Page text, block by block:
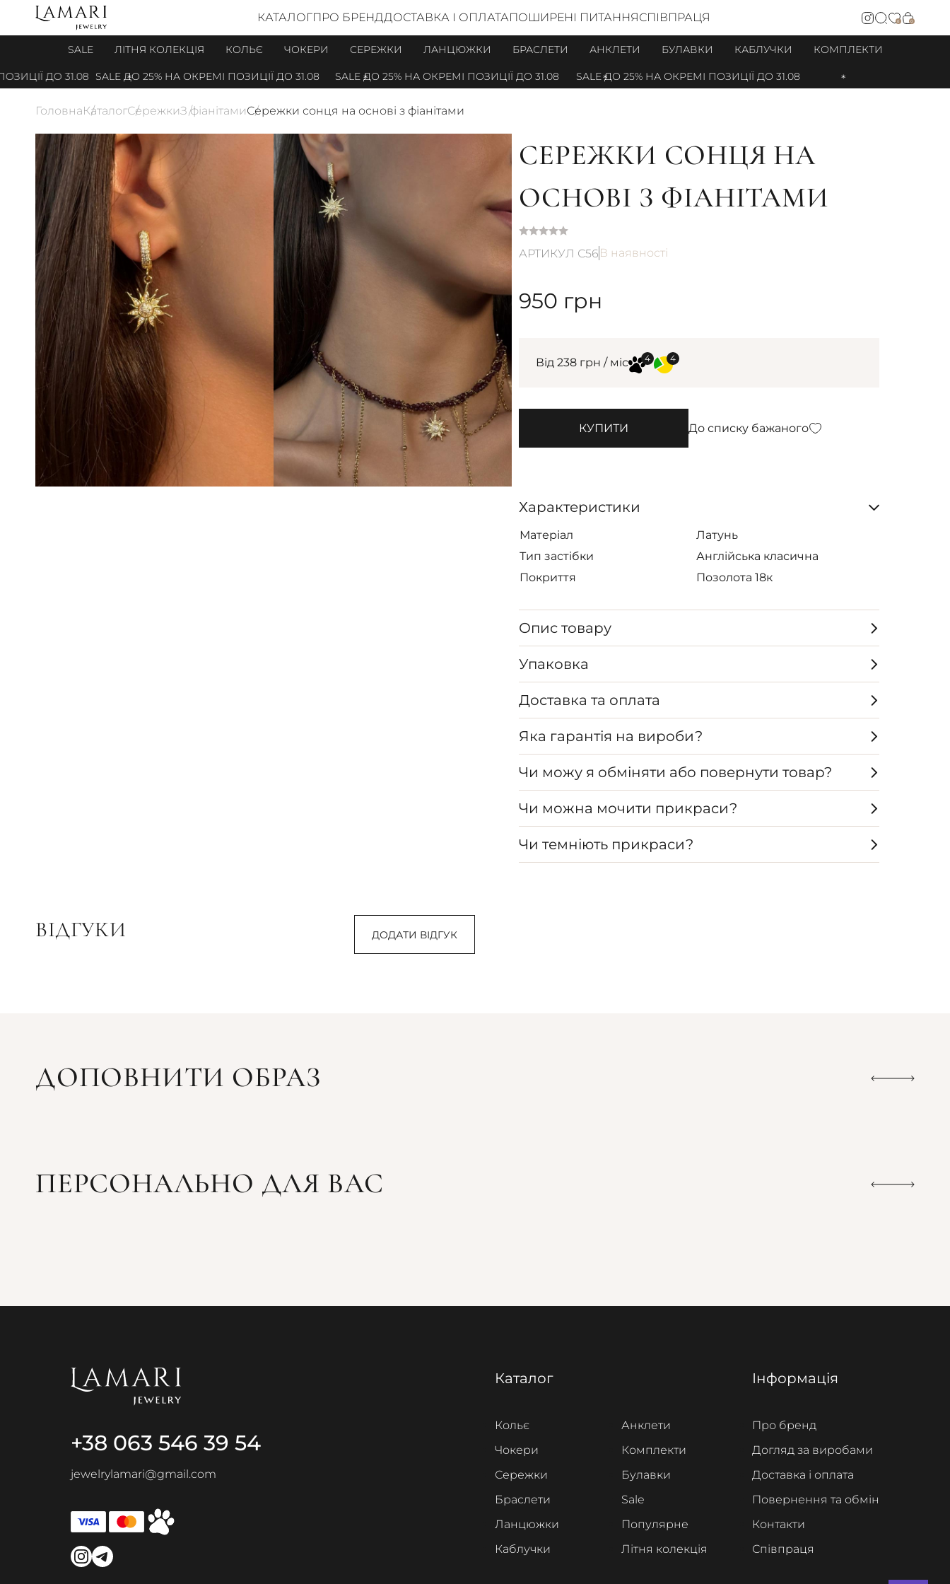
КАТАЛОГПРО БРЕНДДОСТАВКА І ОПЛАТАПОШИРЕНІ ПИТАННЯСПІВПРАЦЯ 0 0
SALE ЛІТНЯ КОЛЕКЦІЯ КОЛЬЄ ЧОКЕРИ СЕРЕЖКИ ЛАНЦЮЖКИ БРАСЛЕТИ АНКЛЕТИ БУЛАВКИ КАБЛУЧКИ КОМПЛЕКТИ
ДО 31.08 SALE ДО 25% НА ОКРЕМІ ПОЗИЦІЇ ДО 31.08 SALE ДО 25% НА ОКРЕМІ ПОЗИЦІЇ ДО 31.08 SALE ДО 25% НА ОКРЕМІ ПОЗИЦІЇ ДО 31.08
ГоловнаКаталогСережкиЗ фіанітамиСережки сонця на основі з фіанітами
СЕРЕЖКИ СОНЦЯ НА
ОСНОВІ З ФІАНІТАМИ
АРТИКУЛ С56 В наявності
950 грн
Від 238 грн / міс
КУПИТИ До списку бажаного
Характеристики
Матеріал
Латунь
Тип застібки
Англійська класична
Покриття
Позолота 18к
Опис товару
Упаковка
Доставка та оплата
Яка гарантія на вироби?
Чи можу я обміняти або повернути товар?
Чи можна мочити прикраси?
Чи темніють прикраси?
ВІДГУКИ ДОДАТИ ВІДГУК
ДОПОВНИТИ ОБРАЗ
ПЕРСОНАЛЬНО ДЛЯ ВАС
+38 063 546 39 54
jewelrylamari@gmail.com
Каталог
Кольє
Чокери
Сережки
Браслети
Ланцюжки
Каблучки
Анклети
Комплекти
Булавки
Sale
Популярне
Літня колекція
Інформація
Про бренд
Догляд за виробами
Доставка і оплата
Повернення та обмін
Контакти
Співпраця